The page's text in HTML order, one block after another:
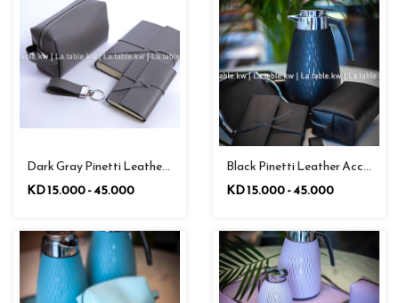
Dark Gray Pinetti Leather Accessories / بينيتي إكسسوارات من الجلد من باللون الرمادي الداكن
KD 15.000 - 45.000
Black Pinetti Leather Accessories / بينيتي إكسسوارات من الجلد باللون الأسود
KD 15.000 - 45.000